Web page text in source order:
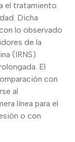
el tratamiento
Dicha
lo observado
de la
(IRNS)
El
con
al
línea para el
o con